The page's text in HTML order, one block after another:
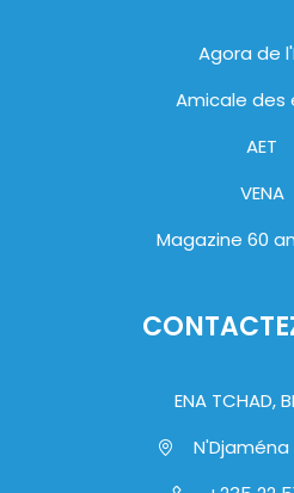
Agora de
Amicale des
AET
VENA
Magazine 60
ENA TCHAD,
N'Djaména